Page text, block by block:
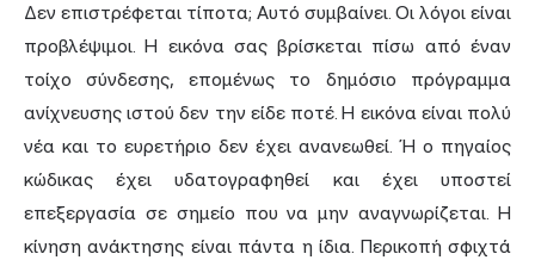
Δεν επιστρέφεται τίποτα; Αυτό συμβαίνει. Οι λόγοι είναι
προβλέψιμοι. Η εικόνα σας βρίσκεται πίσω από έναν
τοίχο σύνδεσης, επομένως το δημόσιο πρόγραμμα
ανίχνευσης ιστού δεν την είδε ποτέ. Η εικόνα είναι πολύ
νέα και το ευρετήριο δεν έχει ανανεωθεί. Ή ο πηγαίος
κώδικας έχει υδατογραφηθεί και έχει υποστεί
επεξεργασία σε σημείο που να μην αναγνωρίζεται. Η
κίνηση ανάκτησης είναι πάντα η ίδια. Περικοπή σφιχτά